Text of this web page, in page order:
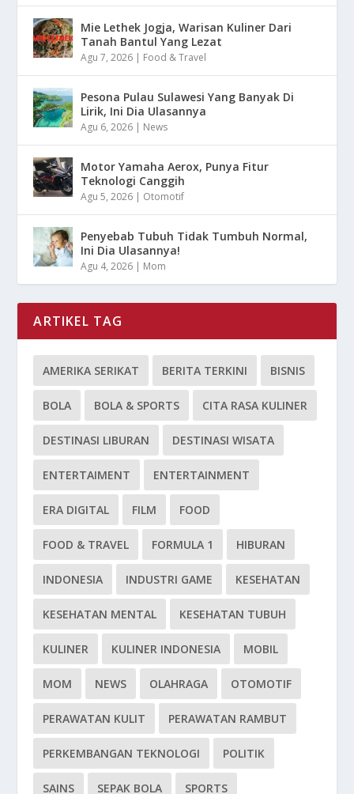
Mie Lethek Jogja, Warisan Kuliner Dari
Tanah Bantul Yang Lezat
Agu 7, 2026 | Food & Travel
Pesona Pulau Sulawesi Yang Banyak Di
Lirik, Ini Dia Ulasannya
Agu 6, 2026 | News
Motor Yamaha Aerox, Punya Fitur
Teknologi Canggih
Agu 5, 2026 | Otomotif
Penyebab Tubuh Tidak Tumbuh Normal,
Ini Dia Ulasannya!
Agu 4, 2026 | Mom
ARTIKEL TAG
AMERIKA SERIKAT BERITA TERKINI BISNIS
BOLA BOLA & SPORTS CITA RASA KULINER
DESTINASI LIBURAN DESTINASI WISATA
ENTERTAIMENT ENTERTAINMENT
ERA DIGITAL FILM FOOD
FOOD & TRAVEL FORMULA 1 HIBURAN
INDONESIA INDUSTRI GAME KESEHATAN
KESEHATAN MENTAL KESEHATAN TUBUH
KULINER KULINER INDONESIA MOBIL
MOM NEWS OLAHRAGA OTOMOTIF
PERAWATAN KULIT PERAWATAN RAMBUT
PERKEMBANGAN TEKNOLOGI POLITIK
SAINS SEPAK BOLA SPORTS